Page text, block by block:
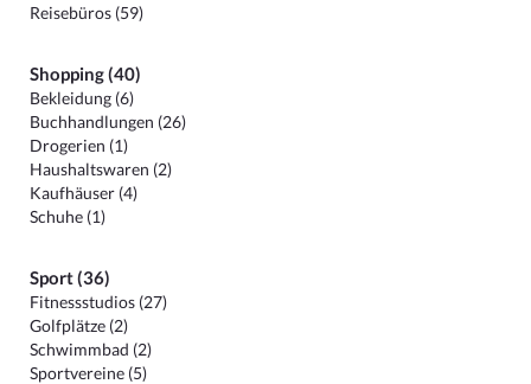
Reisebüros (59)
Shopping (40)
Bekleidung (6)
Buchhandlungen (26)
Drogerien (1)
Haushaltswaren (2)
Kaufhäuser (4)
Schuhe (1)
Sport (36)
Fitnessstudios (27)
Golfplätze (2)
Schwimmbad (2)
Sportvereine (5)